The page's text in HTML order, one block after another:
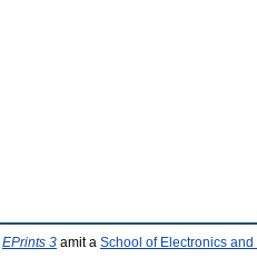
EPrints 3 amit a School of Electronics